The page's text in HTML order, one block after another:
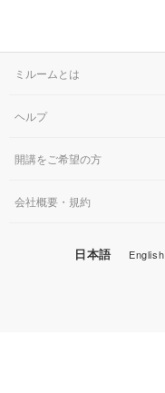
ミルームとは
ヘルプ
開講をご希望の方
会社概要・規約
日本語 English